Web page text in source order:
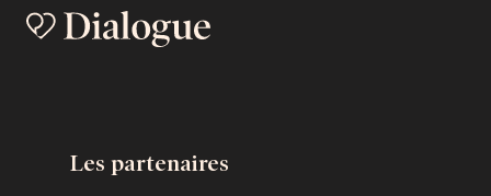
Les partenaires